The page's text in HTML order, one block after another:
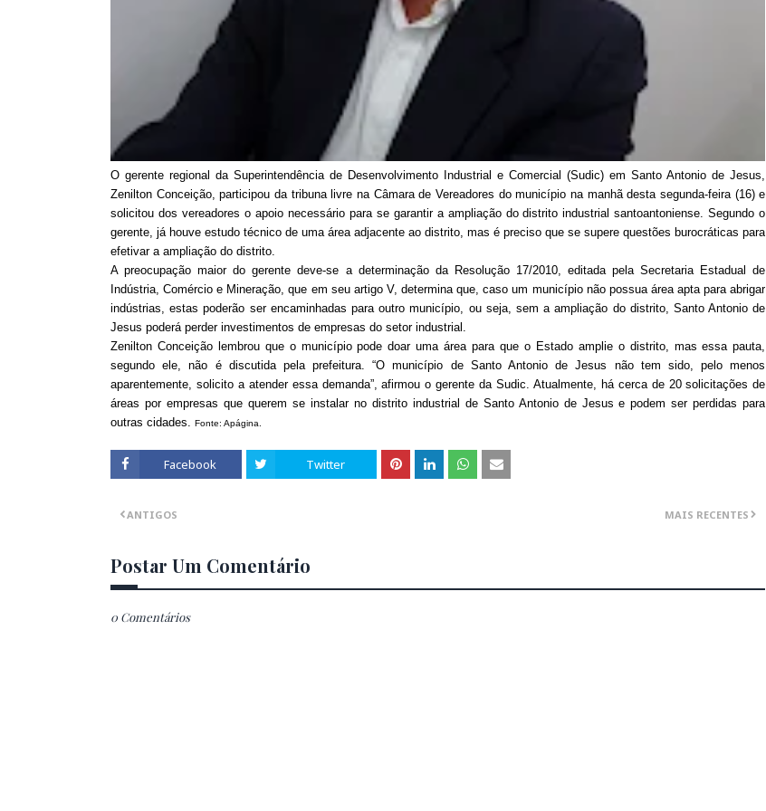
O gerente regional da Superintendência de Desenvolvimento Industrial e Comercial (Sudic) em Santo Antonio de Jesus,
Zenilton Conceição, participou da tribuna livre na Câmara de Vereadores do município na manhã desta segunda-feira (16) e
solicitou dos vereadores o apoio necessário para se garantir a ampliação do distrito industrial santoantoniense. Segundo o
gerente, já houve estudo técnico de uma área adjacente ao distrito, mas é preciso que se supere questões burocráticas para
efetivar a ampliação do distrito.
A preocupação maior do gerente deve-se a determinação da Resolução 17/2010, editada pela Secretaria Estadual de
Indústria, Comércio e Mineração, que em seu artigo V, determina que, caso um município não possua área apta para abrigar
indústrias, estas poderão ser encaminhadas para outro município, ou seja, sem a ampliação do distrito, Santo Antonio de
Jesus poderá perder investimentos de empresas do setor industrial.
Zenilton Conceição lembrou que o município pode doar uma área para que o Estado amplie o distrito, mas essa pauta,
segundo ele, não é discutida pela prefeitura. “O município de Santo Antonio de Jesus não tem sido, pelo menos
aparentemente, solicito a atender essa demanda”, afirmou o gerente da Sudic. Atualmente, há cerca de 20 solicitações de
áreas por empresas que querem se instalar no distrito industrial de Santo Antonio de Jesus e podem ser perdidas para
outras cidades. Fonte: Apágina.
Facebook Twitter
MAIS RECENTES
ANTIGOS
Postar Um Comentário
0 Comentários